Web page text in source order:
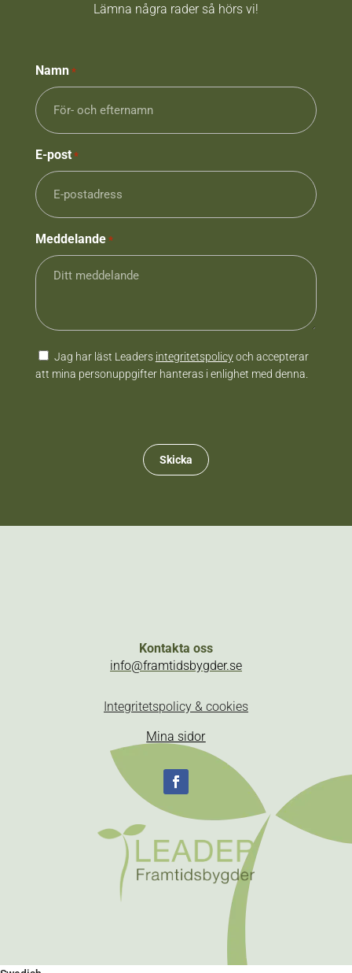
Lämna några rader så hörs vi!
Namn *
E-post *
Meddelande *
Samtycke
Jag har läst Leaders integritetspolicyoch accepterar
att mina personuppgifter hanteras i enlighet med denna.
Kontakta oss
info@framtidsbygder.se
Integritetspolicy & cookies
Mina sidor